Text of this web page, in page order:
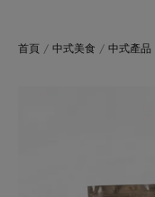
首頁 / 中式美食 / 中式產品